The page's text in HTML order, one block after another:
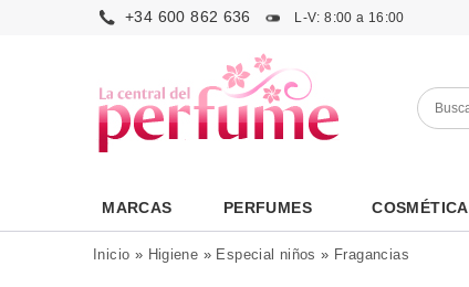
+34 600 862 636 L-V: 8:00 a 16:00
MARCAS PERFUMES COSMÉTICA
Inicio » Higiene » Especial niños » Fragancias